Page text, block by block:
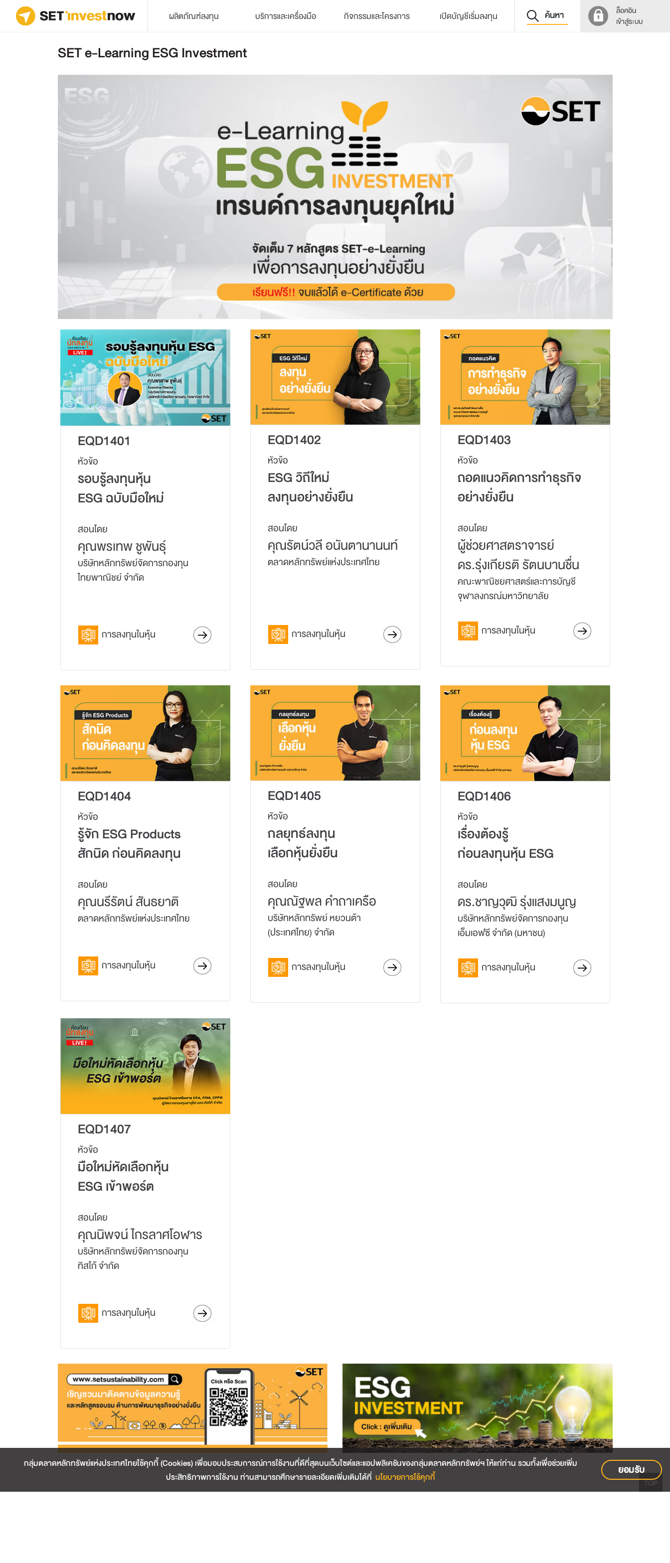
ผลิตภัณฑ์ลงทุน บริการและเครื่องมือ กิจกรรมและโครงการ เปิดบัญชีเริ่มลงทุน ค้นหา
ล็อคอิน
เข้าสู่ระบบ
SET e-Learning ESG Investment
EQD1401
หัวข้อ
รอบรู้ลงทุนหุ้น
ESG ฉบับมือใหม่
สอนโดย
คุณพรเทพ ชูพันธุ์
บริษัทหลักทรัพย์จัดการกองทุน
ไทยพาณิชย์ จำกัด
การลงทุนในหุ้น
EQD1402
หัวข้อ
ESG วิถีใหม่
ลงทุนอย่างยั่งยืน
สอนโดย
คุณรัตน์วลี อนันตานานนท์
ตลาดหลักทรัพย์แห่งประเทศไทย
การลงทุนในหุ้น
EQD1403
หัวข้อ
ถอดแนวคิดการทำธุรกิจ
อย่างยั่งยืน
สอนโดย
ผู้ช่วยศาสตราจารย์
ดร.รุ่งเกียรติ รัตนบานชื่น
คณะพาณิชยศาสตร์และการบัญชี
จุฬาลงกรณ์มหาวิทยาลัย
การลงทุนในหุ้น
EQD1404
หัวข้อ
รู้จัก ESG Products
สักนิด ก่อนคิดลงทุน
สอนโดย
คุณนรีรัตน์ สันธยาติ
ตลาดหลักทรัพย์แห่งประเทศไทย
การลงทุนในหุ้น
EQD1405
หัวข้อ
กลยุทธ์ลงทุน
เลือกหุ้นยั่งยืน
สอนโดย
คุณณัฐพล คำถาเครือ
บริษัทหลักทรัพย์ หยวนต้า
(ประเทศไทย) จำกัด
การลงทุนในหุ้น
EQD1406
หัวข้อ
เรื่องต้องรู้
ก่อนลงทุนหุ้น ESG
สอนโดย
ดร.ชาญวุฒิ รุ่งแสงมนูญ
บริษัทหลักทรัพย์จัดการกองทุน
เอ็มเอฟซี จำกัด (มหาชน)
การลงทุนในหุ้น
EQD1407
หัวข้อ
มือใหม่หัดเลือกหุ้น
ESG เข้าพอร์ต
สอนโดย
คุณนิพจน์ ไกรลาศโอฬาร
บริษัทหลักทรัพย์จัดการกองทุน
ทิสโก้ จำกัด
การลงทุนในหุ้น
TOP
กลุ่มตลาดหลักทรัพย์แห่งประเทศไทยใช้คุกกี้ (Cookies) เพื่อมอบประสบการณ์การใช้งานที่ดีที่สุดบนเว็บไซต์และแอปพลิเคชันของกลุ่มตลาดหลักทรัพย์ฯ ให้แก่ท่าน รวมทั้งเพื่อช่วยเพิ่ม
ประสิทธิภาพการใช้งาน ท่านสามารถศึกษารายละเอียดเพิ่มเติมได้ที่นโยบายการใช้คุกกี้
ยอมรับ